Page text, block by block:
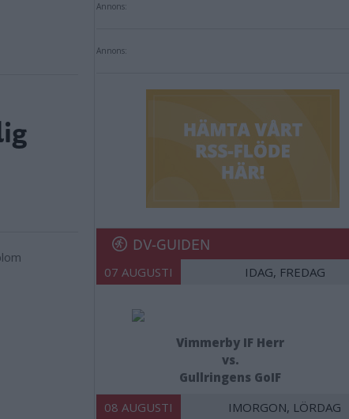
Annons:
Annons:
DV-GUIDEN
07 AUGUSTI IDAG, FREDAG
Vimmerby IF Herr
vs.
Gullringens GoIF
08 AUGUSTI IMORGON, LÖRDAG